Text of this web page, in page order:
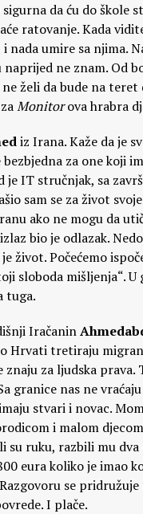
da ću do škole
ratovanje. Kada
umire sa njima.
ne znam. Od
želi da bude na teret
Monitorova hrabra
iz Irana. Kaže da je
za one koji
je IT stručnjak, sa
sam se za život
ako ne mogu da
bio je odlazak.
život. Počećemo
sloboda mišljenja“. U
tuga.
Iračanin
Hrvati tretiraju
znaju za ljudska prava.
granice nas ne
stvari i novac.
i malom
su ruku, razbili mu
eura koliko je imao
se
I plače.